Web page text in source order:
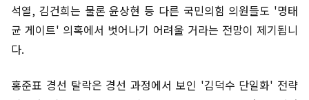
석열, 김건희는 물론 윤상현 등 다른 국민의힘 의원들도 '명태
균 게이트' 의혹에서 벗어나기 어려울 거라는 전망이 제기됩니
다.
홍준표 경선 탈락은 경선 과정에서 보인 '김덕수 단일화' 전략